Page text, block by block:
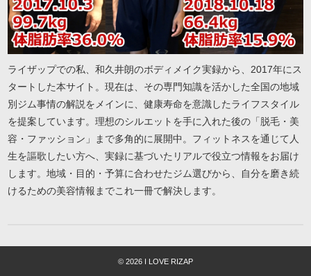
ライザップでの私、和久井朗のボディメイク実録から、2017年にス
タートした本サイト。現在は、その専門知識を活かした全国の地域
別ジム事情の解説をメインに、健康寿命を意識したライフスタイル
を提案しています。理想のシルエットを手に入れた後の「脱毛・美
容・ファッション」まで多角的に展開中。フィットネスを通じて人
生を謳歌したい方へ、実録に基づいたリアルで役立つ情報をお届け
します。地域・目的・予算に合わせたジム選びから、自分を磨き続
けるための美容情報までこれ一冊で解決します。
© 2026 I LOVE RIZAP